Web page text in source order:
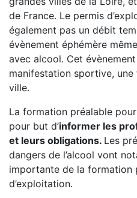
de France. Le permis
également pas un débit
évènement éphémère
avec alcool. Cet
manifestation sportive,
ville.
La formation préalable
pour but d’informer les
et leurs obligations. Les
dangers de l’alcool vont
importante de la formation
d’exploitation.